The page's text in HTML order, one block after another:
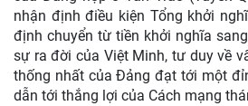
nhận định điều kiện Tổng khởi
định chuyển từ tiền khởi nghĩa
sự ra đời của Việt Minh, tư duy về
thống nhất của Đảng đạt tới một
dẫn tới thắng lợi của Cách mạng